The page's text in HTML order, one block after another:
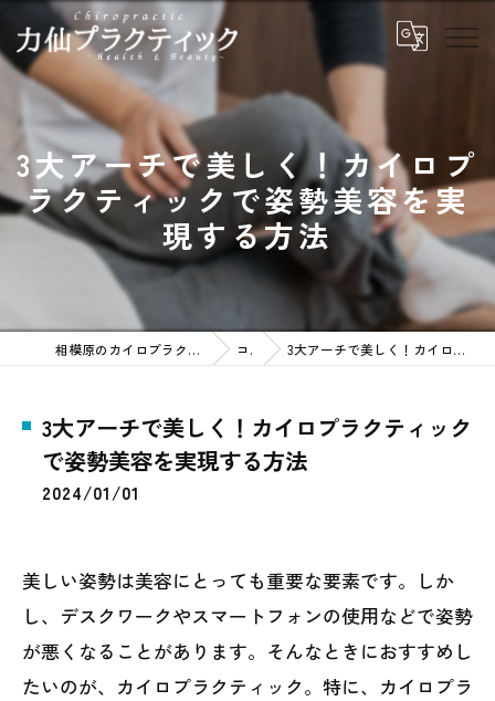
3大アーチで美しく！カイロプ
ラクティックで姿勢美容を実
現する方法
相模原のカイロプラクティックなら力仙プラクティック コラム 3大アーチで美しく！カイロプラクティックで姿勢美容を実現する方法
3大アーチで美しく！カイロプラクティック
で姿勢美容を実現する方法
2024/01/01
美しい姿勢は美容にとっても重要な要素です。しか
し、デスクワークやスマートフォンの使用などで姿勢
が悪くなることがあります。そんなときにおすすめし
たいのが、カイロプラクティック。特に、カイロプラ